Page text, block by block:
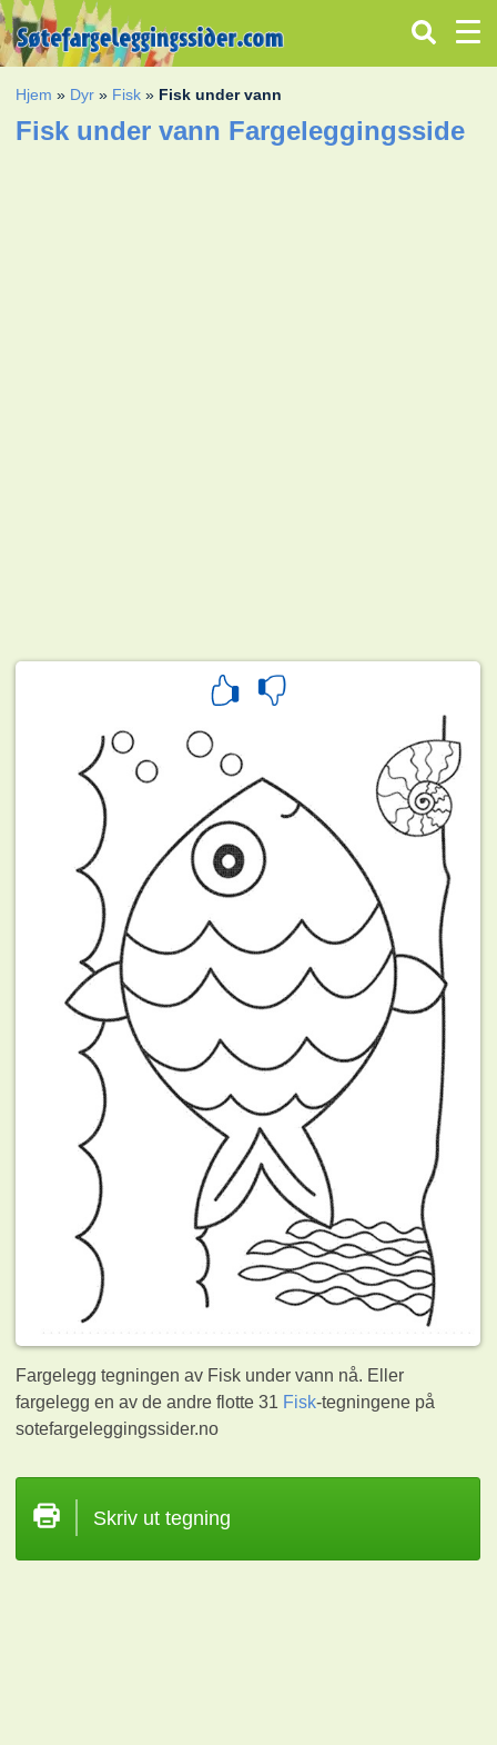
Hjem » Dyr » Fisk » Fisk under vann
Fisk under vann Fargeleggingsside
Fargelegg tegningen av Fisk under vann nå. Eller
fargelegg en av de andre flotte 31 Fisk-tegningene på
sotefargeleggingssider.no
Skriv ut tegning